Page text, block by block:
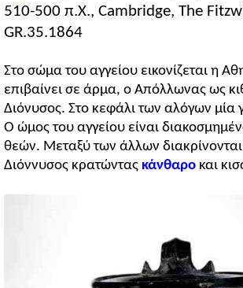
510-500 π.Χ., Cambridge, The
GR.35.1864
Στο σώμα του αγγείου εικονίζεται η
επιβαίνει σε άρμα, ο Απόλλωνας ως
Διόνυσος. Στο κεφάλι των αλόγων μία
Ο ώμος του αγγείου είναι
θεών. Μεταξύ των άλλων
Διόννυσος κρατώντας κάνθαρο και